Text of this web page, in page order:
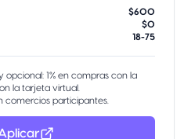
$600
$0
18-75
opcional: 1% en compras con la
la tarjeta virtual.
comercios participantes.